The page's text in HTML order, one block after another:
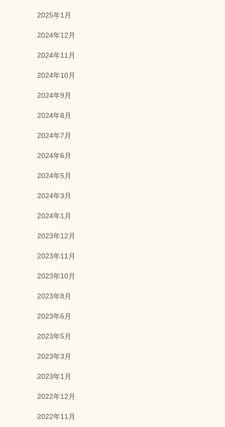
2025年1月
2024年12月
2024年11月
2024年10月
2024年9月
2024年8月
2024年7月
2024年6月
2024年5月
2024年3月
2024年1月
2023年12月
2023年11月
2023年10月
2023年8月
2023年6月
2023年5月
2023年3月
2023年1月
2022年12月
2022年11月